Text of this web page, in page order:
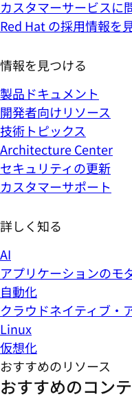
カスタマーサービスに
Red Hat の採用情報を
情報を見つける
製品ドキュメント
開発者向けリソース
技術トピックス
Architecture Center
セキュリティの更新
カスタマーサポート
詳しく知る
AI
アプリケーションのモ
自動化
クラウドネイティブ・
Linux
仮想化
おすすめのリソース
おすすめのコン